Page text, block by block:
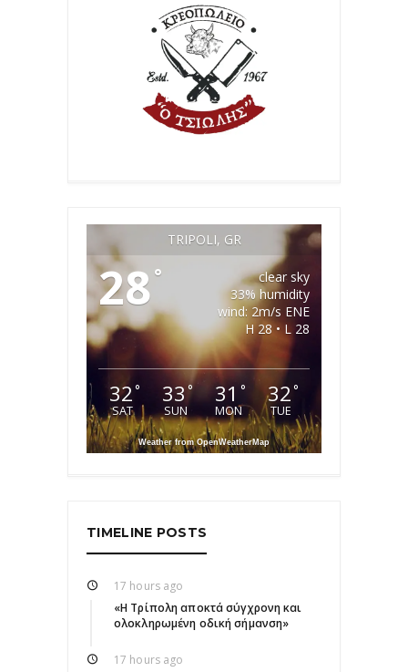
TRIPOLI, GR
28°
clear sky
33% humidity
wind: 2m/s ENE
H 28 • L 28
32°
SAT
33°
SUN
31°
MON
32°
TUE
Weather from OpenWeatherMap
TIMELINE POSTS
17 hours ago
«Η Τρίπολη αποκτά σύγχρονη και
ολοκληρωμένη οδική σήμανση»
17 hours ago